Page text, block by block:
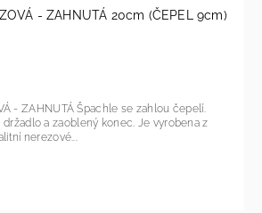
- ZAHNUTÁ 20cm (ČEPEL 9cm)
Špachle se zahlou čepelí.
a zaoblený konec. Je vyrobena z
nerezové...